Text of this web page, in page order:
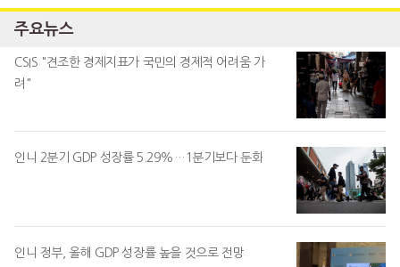
주요뉴스
CSIS "견조한 경제지표가 국민의 경제적 어려움 가
려"
인니 2분기 GDP 성장률 5.29%…1분기보다 둔화
인니 정부, 올해 GDP 성장률 높을 것으로 전망